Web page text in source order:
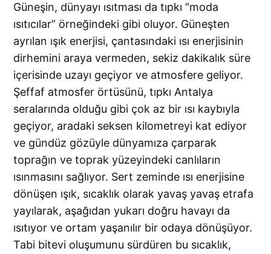
Güneşin, dünyayı ısıtması da tıpkı “moda
ısıtıcılar” örneğindeki gibi oluyor. Güneşten
ayrılan ışık enerjisi, çantasındaki ısı enerjisinin
dirhemini araya vermeden, sekiz dakikalık süre
içerisinde uzayı geçiyor ve atmosfere geliyor.
Şeffaf atmosfer örtüsünü, tıpkı Antalya
seralarında olduğu gibi çok az bir ısı kaybıyla
geçiyor, aradaki seksen kilometreyi kat ediyor
ve gündüz gözüyle dünyamıza çarparak
toprağın ve toprak yüzeyindeki canlıların
ısınmasını sağlıyor. Sert zeminde ısı enerjisine
dönüşen ışık, sıcaklık olarak yavaş yavaş etrafa
yayılarak, aşağıdan yukarı doğru havayı da
ısıtıyor ve ortam yaşanılır bir odaya dönüşüyor.
Tabi bitevi oluşumunu sürdüren bu sıcaklık,